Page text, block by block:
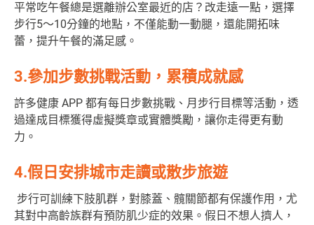
平常吃午餐總是選離辦公室最近的店？改走遠一點，選擇
步行5～10分鐘的地點，不僅能動一動腿，還能開拓味
蕾，提升午餐的滿足感。
3.參加步數挑戰活動，累積成就感
許多健康 APP 都有每日步數挑戰、月步行目標等活動，透
過達成目標獲得虛擬獎章或實體獎勵，讓你走得更有動
力。
4.假日安排城市走讀或散步旅遊
步行可訓練下肢肌群，對膝蓋、髖關節都有保護作用，尤
其對中高齡族群有預防肌少症的效果。假日不想人擠人，